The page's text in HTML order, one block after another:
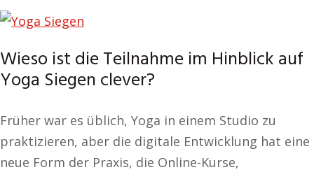
Wieso ist die Teilnahme im Hinblick auf
Yoga Siegen clever?
Früher war es üblich, Yoga in einem Studio zu
praktizieren, aber die digitale Entwicklung hat eine
neue Form der Praxis, die Online-Kurse,